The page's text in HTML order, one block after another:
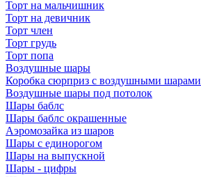
Торт на мальчишник
Торт на девичник
Торт член
Торт грудь
Торт попа
Воздушные шары
Коробка сюрприз с воздушными шарами
Воздушные шары под потолок
Шары баблс
Шары баблс окрашенные
Аэромозайка из шаров
Шары с единорогом
Шары на выпускной
Шары - цифры